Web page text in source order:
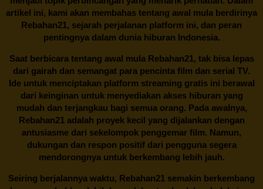
artikel ini, kami akan membahas tentang awal mula berdirinya
Rebahan21, sejarah perjalanan platform ini, dan peran
pentingnya dalam dunia hiburan Indonesia.
Saat berbicara tentang awal mula Rebahan21, tak bisa lepas
dari gairah dan semangat para pencinta film dan serial TV.
Ide untuk menciptakan platform streaming gratis ini berawal
dari keinginan untuk menyediakan akses hiburan yang
mudah dan terjangkau bagi semua orang. Pada awalnya,
Rebahan21 adalah proyek kecil yang dijalankan dengan
antusiasme dari sekelompok penggemar film. Namun,
dukungan dan respon positif dari pengguna segera
mendorongnya untuk berkembang lebih jauh.
Seiring berjalannya waktu, Rebahan21 semakin berkembang